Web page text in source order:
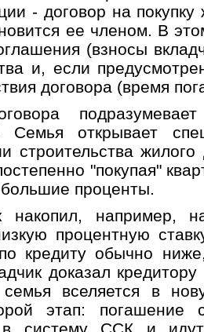
- договор на покупку
ее членом. В
(взносы
и, если
договора (время
Семья открывает
строительства
"покупая"
проценты.
накопил, например,
процентную
кредиту обычно
доказал
вселяется в
этап: погашение